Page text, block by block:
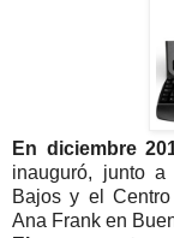
En diciembre
inauguró, junto
Bajos y el
Ana Frank en